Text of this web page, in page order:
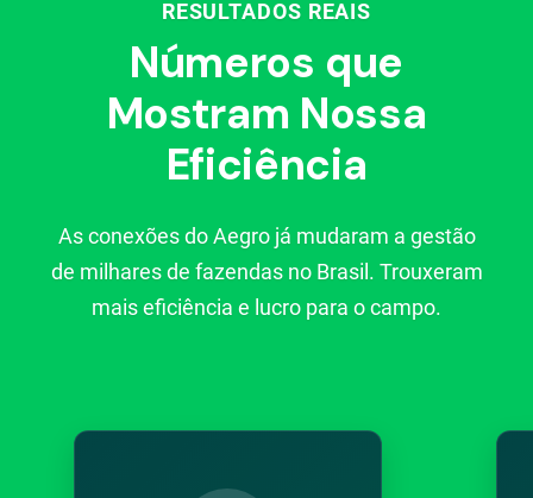
RESULTADOS REAIS
Números que
Mostram Nossa
Eficiência
As conexões do Aegro já mudaram a gestão
de milhares de fazendas no Brasil. Trouxeram
mais eficiência e lucro para o campo.